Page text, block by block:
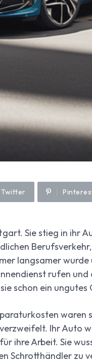
Twitter
Sie stieg in ihr
langsamer
rufen und
schon ein ungutes
waren
Ihr Auto
ihre Arbeit. Sie
Schrotthändler zu